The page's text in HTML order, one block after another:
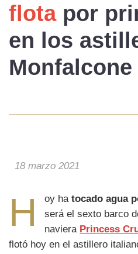
flotapor
en los
Monfalcone
18 marzo 2021
H oy hatocado agua
será el sexto barco
naviera Princess
flotó hoy en el astillero